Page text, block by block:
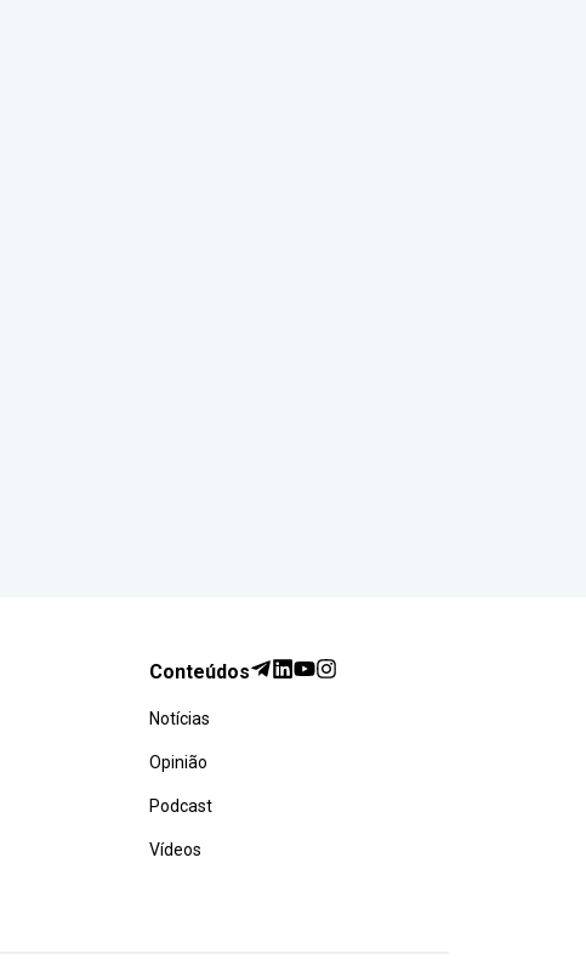
Conteúdos
Notícias
Opinião
Podcast
Vídeos